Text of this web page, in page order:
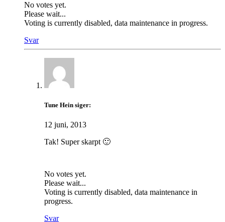
No votes yet.
Please wait...
Voting is currently disabled, data maintenance in progress.
Svar
Tune Hein siger:
12 juni, 2013
Tak! Super skarpt 🙂
No votes yet.
Please wait...
Voting is currently disabled, data maintenance in
progress.
Svar